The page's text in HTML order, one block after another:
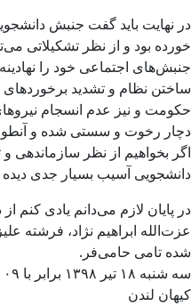
در نهایت باید گفت جنبش
خورده بود و از نظر تشکیلاتی
جنبش‌های اجتماعی خود را
ساختن نظام و تشدید
حکومت و نیز عدم انسجام
دچار رخوت و سستی شده و آنطور
اگر بخواهیم از نظر
دانشجویی آسیب بسیار جدی
در پایان لازم می‌دانم یادی کنم
عزت‌الله ابراهیم نژاد، فرشته
شده تامی‌ حامی‌فر.
سه شنبه ۱۸ تیر ۱۳۹۸ برابر با ۰۹ ژوئیه ۲۰۱۹
کیهان لندن